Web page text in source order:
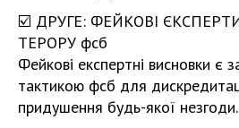
☑️ ДРУГЕ: ФЕЙКОВІ
ТЕРОРУ фсб
Фейкові експертні висновки є
тактикою фсб для
придушення будь-якої незгоди.